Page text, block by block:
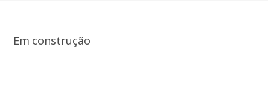
Em construção